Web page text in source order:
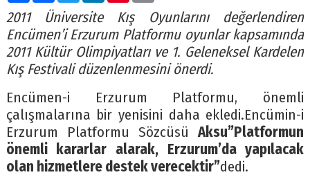
2011 Üniversite Kış Oyunlarını değerlendiren
Encümen’i Erzurum Platformu oyunlar kapsamında
2011 Kültür Olimpiyatları ve 1. Geleneksel Kardelen
Kış Festivali düzenlenmesini önerdi.
Encümen-i Erzurum Platformu, önemli
çalışmalarına bir yenisini daha ekledi.Encümin-i
Erzurum Platformu SözcüsüAksu”Platformun
önemli kararlar alarak, Erzurum’da yapılacak
olan hizmetlere destek verecektir”dedi.